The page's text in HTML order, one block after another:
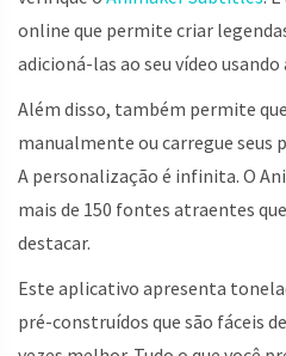
online que permite criar
adicioná-las ao seu vídeo
Além disso, também permite
manualmente ou carregue seus
A personalização é infinita. O
mais de 150 fontes atraentes
destacar.
Este aplicativo apresenta
pré-construídos que são fáceis